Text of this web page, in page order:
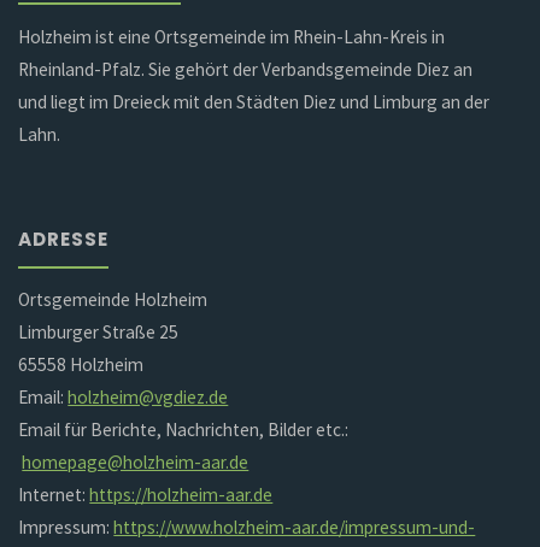
Holzheim ist eine Ortsgemeinde im Rhein-Lahn-Kreis in
Rheinland-Pfalz. Sie gehört der Verbandsgemeinde Diez an
und liegt im Dreieck mit den Städten Diez und Limburg an der
Lahn.
ADRESSE
Ortsgemeinde Holzheim
Limburger Straße 25
65558 Holzheim
Email:holzheim@vgdiez.de
Email für Berichte, Nachrichten, Bilder etc.:
homepage@holzheim-aar.de
Internet:https://holzheim-aar.de
Impressum:https://www.holzheim-aar.de/impressum-und-